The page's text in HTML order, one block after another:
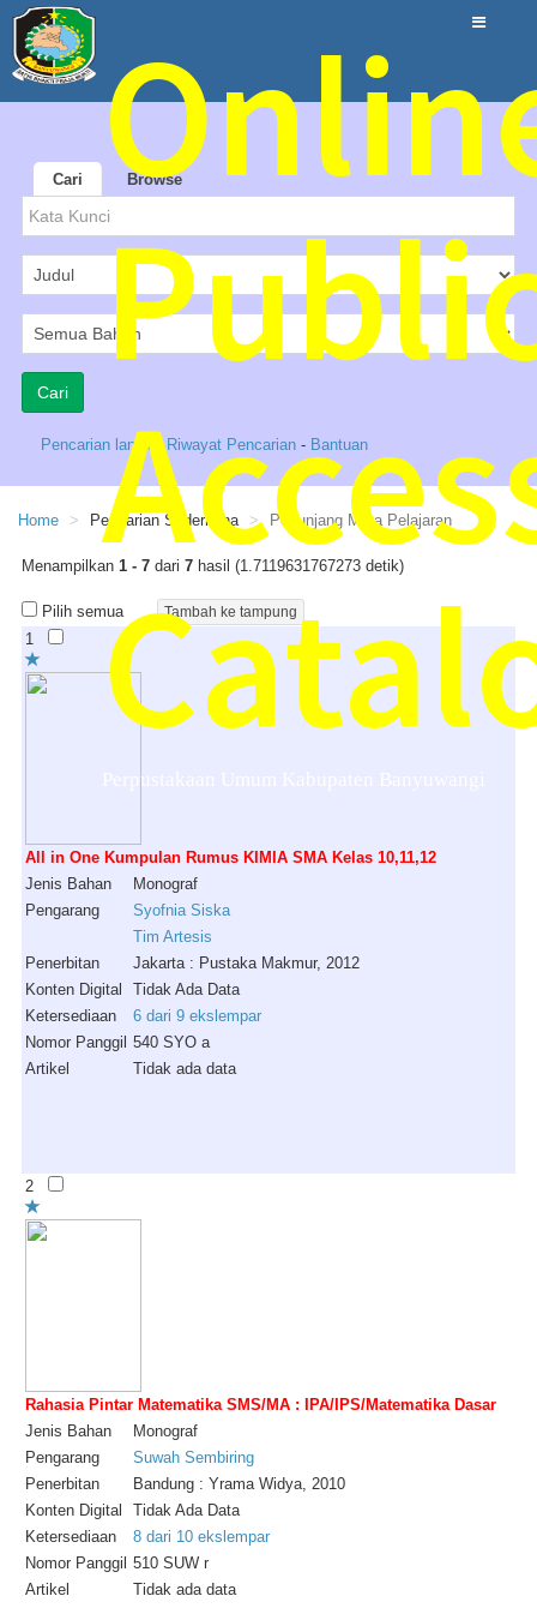
Cari Browse
Pencarian lanjut -Riwayat Pencarian - Bantuan
Home Pencarian Sederhana Penunjang Mata Pelajaran
Menampilkan 1 - 7 dari 7 hasil (1.7119631767273 detik)
Pilih semua
1
All in One Kumpulan Rumus KIMIA SMA Kelas 10,11,12
Jenis Bahan
Monograf
Pengarang
Syofnia Siska
Tim Artesis
Penerbitan
Jakarta : Pustaka Makmur, 2012
Konten Digital
Tidak Ada Data
Ketersediaan
6 dari 9 ekslempar
Nomor Panggil 540 SYO a
Artikel
Tidak ada data
2
Rahasia Pintar Matematika SMS/MA : IPA/IPS/Matematika Dasar
Jenis Bahan
Monograf
Pengarang
Suwah Sembiring
Penerbitan
Bandung : Yrama Widya, 2010
Konten Digital
Tidak Ada Data
Ketersediaan
8 dari 10 ekslempar
Nomor Panggil 510 SUW r
Artikel
Tidak ada data